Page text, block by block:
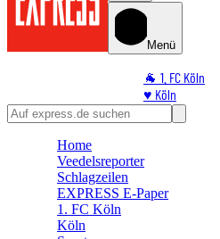
Menü
🐐 1. FC Köln
♥️ Köln
⭐ Promi
🛒 Shoppingwelt
Home
Veedelsreporter
Schlagzeilen
EXPRESS E-Paper
1. FC Köln
Köln